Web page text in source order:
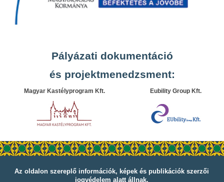
Pályázati dokumentáció
és projektmenedzsment:
Magyar Kastélyprogram Kft. Eubility Group Kft.
Az oldalon szereplő információk, képek és publikációk szerzői
jogvédelem alatt állnak.